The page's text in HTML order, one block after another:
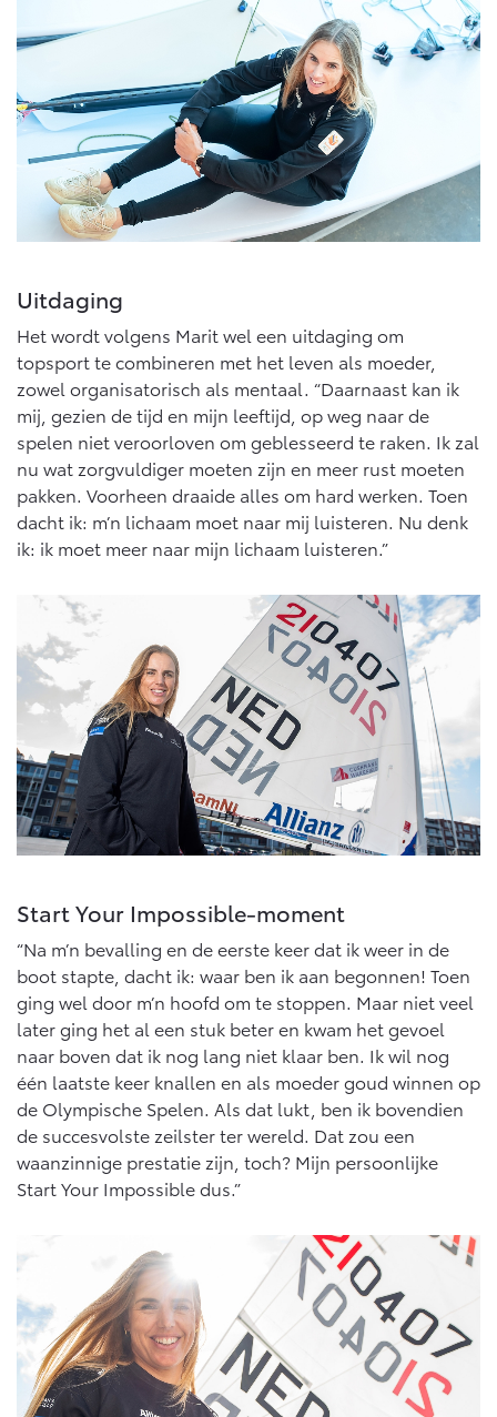
Uitdaging
Het wordt volgens Marit wel een uitdaging om
topsport te combineren met het leven als moeder,
zowel organisatorisch als mentaal. “Daarnaast kan ik
mij, gezien de tijd en mijn leeftijd, op weg naar de
spelen niet veroorloven om geblesseerd te raken. Ik zal
nu wat zorgvuldiger moeten zijn en meer rust moeten
pakken. Voorheen draaide alles om hard werken. Toen
dacht ik: m’n lichaam moet naar mij luisteren. Nu denk
ik: ik moet meer naar mijn lichaam luisteren.”
Start Your Impossible-moment
“Na m’n bevalling en de eerste keer dat ik weer in de
boot stapte, dacht ik: waar ben ik aan begonnen! Toen
ging wel door m’n hoofd om te stoppen. Maar niet veel
later ging het al een stuk beter en kwam het gevoel
naar boven dat ik nog lang niet klaar ben. Ik wil nog
één laatste keer knallen en als moeder goud winnen op
de Olympische Spelen. Als dat lukt, ben ik bovendien
de succesvolste zeilster ter wereld. Dat zou een
waanzinnige prestatie zijn, toch? Mijn persoonlijke
Start Your Impossible dus.”